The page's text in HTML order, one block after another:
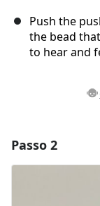
Push the
the bead
to hear and
Passo 2